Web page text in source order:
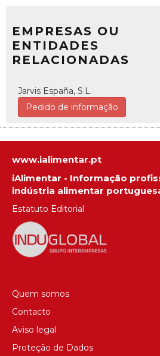
EMPRESAS OU
ENTIDADES
RELACIONADAS
Jarvis España, S.L.
Pedido de informação
www.ialimentar.pt
iAlimentar - Informação
indústria alimentar
Estatuto Editorial
Quem somos
Contacto
Aviso legal
Proteção de Dados